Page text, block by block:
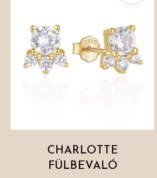
CHARLOTTE
FÜLBEVALÓ